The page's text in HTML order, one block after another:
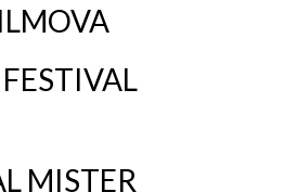
MISTER